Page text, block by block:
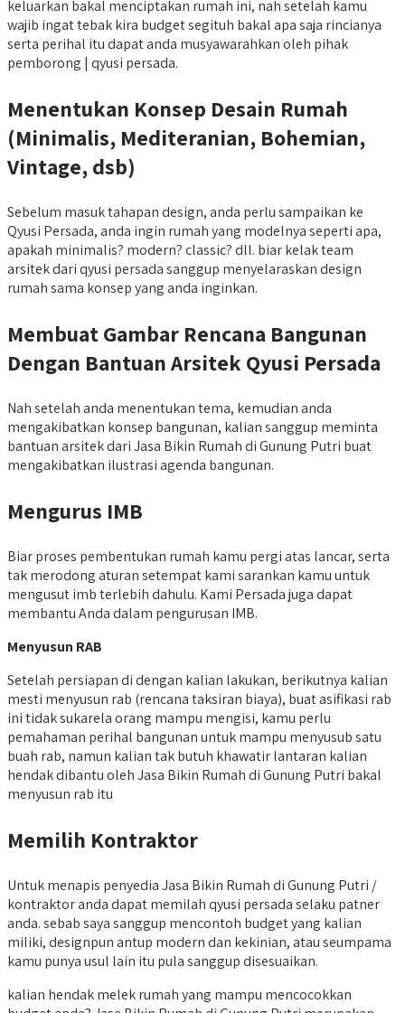
keluarkan bakal menciptakan rumah ini, nah setelah kamu
wajib ingat tebak kira budget segituh bakal apa saja rincianya
serta perihal itu dapat anda musyawarahkan oleh pihak
pemborong | qyusi persada.
Menentukan Konsep Desain Rumah
(Minimalis, Mediteranian, Bohemian,
Vintage, dsb)
Sebelum masuk tahapan design, anda perlu sampaikan ke
Qyusi Persada, anda ingin rumah yang modelnya seperti apa,
apakah minimalis? modern? classic? dll. biar kelak team
arsitek dari qyusi persada sanggup menyelaraskan design
rumah sama konsep yang anda inginkan.
Membuat Gambar Rencana Bangunan
Dengan Bantuan Arsitek Qyusi Persada
Nah setelah anda menentukan tema, kemudian anda
mengakibatkan konsep bangunan, kalian sanggup meminta
bantuan arsitek dari Jasa Bikin Rumah di Gunung Putri buat
mengakibatkan ilustrasi agenda bangunan.
Mengurus IMB
Biar proses pembentukan rumah kamu pergi atas lancar, serta
tak merodong aturan setempat kami sarankan kamu untuk
mengusut imb terlebih dahulu. Kami Persada juga dapat
membantu Anda dalam pengurusan IMB.
Menyusun RAB
Setelah persiapan di dengan kalian lakukan, berikutnya kalian
mesti menyusun rab (rencana taksiran biaya), buat asifikasi rab
ini tidak sukarela orang mampu mengisi, kamu perlu
pemahaman perihal bangunan untuk mampu menyusub satu
buah rab, namun kalian tak butuh khawatir lantaran kalian
hendak dibantu oleh Jasa Bikin Rumah di Gunung Putri bakal
menyusun rab itu
Memilih Kontraktor
Untuk menapis penyedia Jasa Bikin Rumah di Gunung Putri /
kontraktor anda dapat memilah qyusi persada selaku patner
anda. sebab saya sanggup mencontoh budget yang kalian
miliki, designpun antup modern dan kekinian, atau seumpama
kamu punya usul lain itu pula sanggup disesuaikan.
kalian hendak melek rumah yang mampu mencocokkan